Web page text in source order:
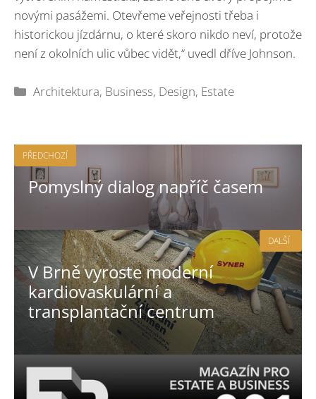
novými pasážemi. Otevřeme veřejnosti třeba i
historickou jízdárnu, o které skoro nikdo neví, protože
není z okolních ulic vůbec vidět,“ uvedl dříve Johnson.
Rubriky
Architektura, Business, Design, Estate
PŘEDCHOZÍ
Pomyslný dialog napříč časem
V Brně vyroste moderní
kardiovaskulární a
transplantační centrum
DALŠÍ